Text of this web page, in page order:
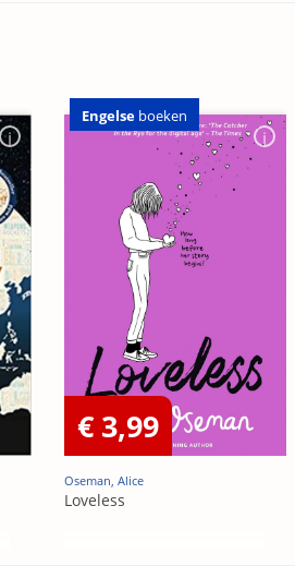
Engelse boeken
€ 3,99
Oseman, Alice
Loveless